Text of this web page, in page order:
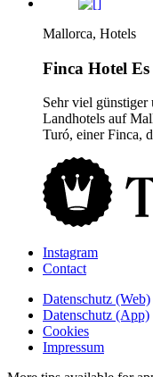
Mallorca, Hotels
Finca Hotel
Sehr viel günstiger
Landhotels auf
Turó, einer Finca,
Instagram
Contact
Daten­schutz­ (Web)
Daten­schutz­ (App)
Cookies
Impressum